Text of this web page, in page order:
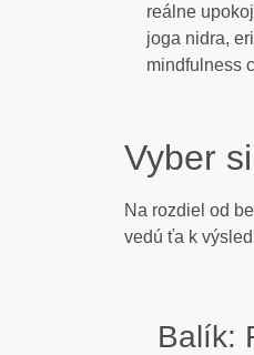
reálne
joga nidra,
mindfulness
Vyber
Na rozdiel od
vedú ťa k
Balík: